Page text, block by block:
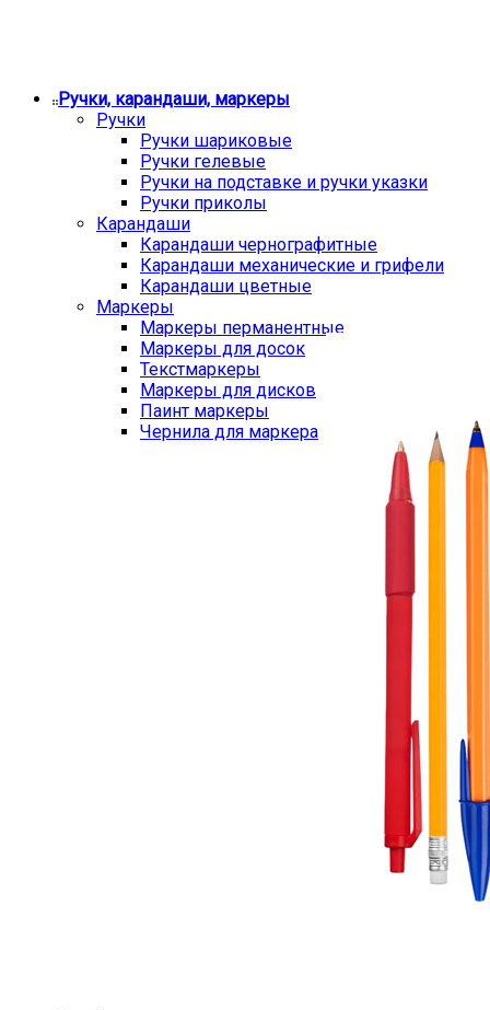
Ручки, карандаши, маркеры
Ручки
Ручки шариковые
Ручки гелевые
Ручки на подставке и ручки указки
Ручки приколы
Карандаши
Карандаши чернографитные
Карандаши механические и грифели
Карандаши цветные
Маркеры
Маркеры перманентные
Маркеры для досок
Текстмаркеры
Маркеры для дисков
Паинт маркеры
Чернила для маркера